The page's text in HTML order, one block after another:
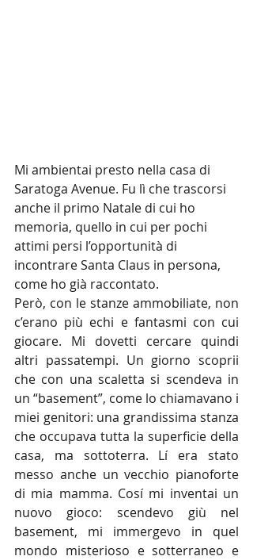
Mi ambientai presto nella casa di
Saratoga Avenue. Fu lì che trascorsi
anche il primo Natale di cui ho
memoria, quello in cui per pochi
attimi persi l’opportunità di
incontrare Santa Claus in persona,
come ho già raccontato.
Però, con le stanze ammobiliate, non
c’erano più echi e fantasmi con cui
giocare. Mi dovetti cercare quindi
altri passatempi. Un giorno scoprii
che con una scaletta si scendeva in
un “basement”, come lo chiamavano i
miei genitori: una grandissima stanza
che occupava tutta la superficie della
casa, ma sottoterra. Lí era stato
messo anche un vecchio pianoforte
di mia mamma. Cosí mi inventai un
nuovo gioco: scendevo giù nel
basement, mi immergevo in quel
mondo misterioso e sotterraneo e